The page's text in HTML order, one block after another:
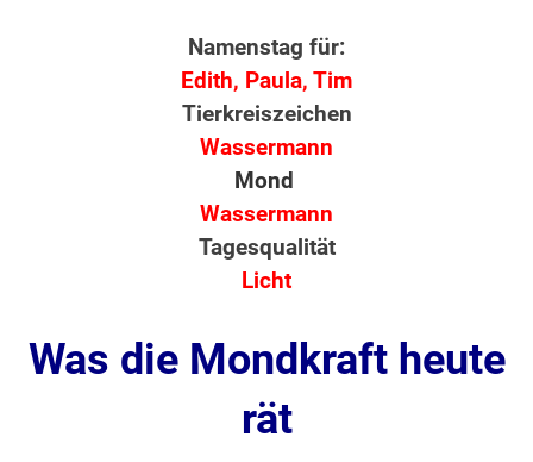
Namenstag für:
Edith, Paula, Tim
Tierkreiszeichen
Wassermann
Mond
Wassermann
Tagesqualität
Licht
Was die Mondkraft heute
rät